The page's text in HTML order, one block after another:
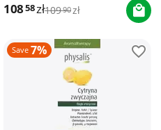
10858zł10990zł
Save 7%